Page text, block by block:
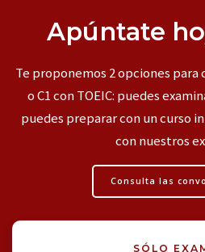
Apúntate
Te proponemos 2 opciones
o C1 con TOEIC: puedes
puedes preparar con un curso
con nuestros
Consulta las
SÓLO